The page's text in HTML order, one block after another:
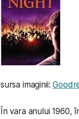
sursa imaginii:
În vara anului 1960,